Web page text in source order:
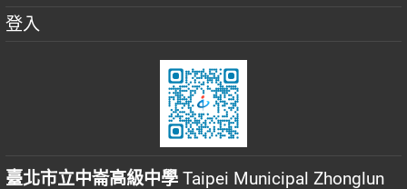
登入
臺北市立中崙高級中學 Taipei Municipal Zhonglun